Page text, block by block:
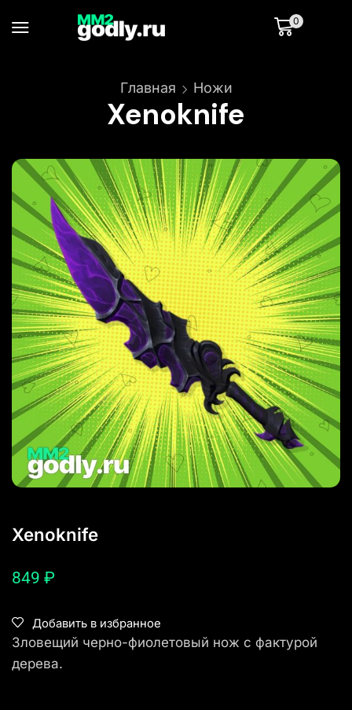
0
Главная Ножи
Xenoknife
Xenoknife
849 ₽
Добавить в избранное
Зловещий черно-фиолетовый нож с фактурой
дерева.